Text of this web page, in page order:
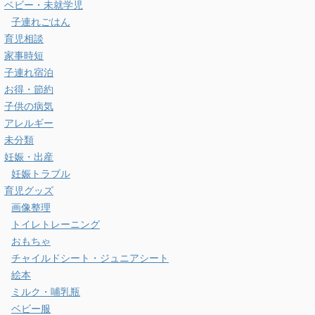
ベビー・未就学児
子連れごはん
育児相談
家事時短
子連れ宿泊
お得・節約
子供の病気
アレルギー
未分類
妊娠・出産
妊娠トラブル
育児グッズ
画像整理
トイレトレーニング
おもちゃ
チャイルドシート・ジュニアシート
絵本
ミルク・哺乳瓶
ベビー服